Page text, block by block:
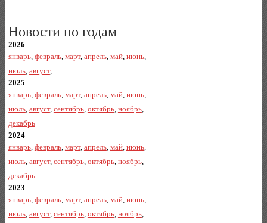
Новости по годам
2026
январь, февраль, март, апрель, май, июнь,
июль, август,
2025
январь, февраль, март, апрель, май, июнь,
июль, август, сентябрь, октябрь, ноябрь,
декабрь
2024
январь, февраль, март, апрель, май, июнь,
июль, август, сентябрь, октябрь, ноябрь,
декабрь
2023
январь, февраль, март, апрель, май, июнь,
июль, август, сентябрь, октябрь, ноябрь,